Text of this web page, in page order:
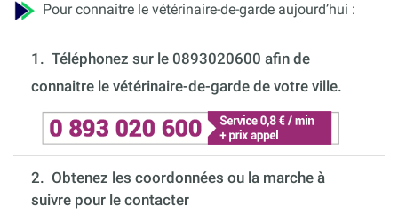
Pour connaitre le vétérinaire-de-garde aujourd’hui :
1. Téléphonez sur le 0893020600 afin de
connaitre le vétérinaire-de-garde de votre ville.
2. Obtenez les coordonnées ou la marche à
suivre pour le contacter